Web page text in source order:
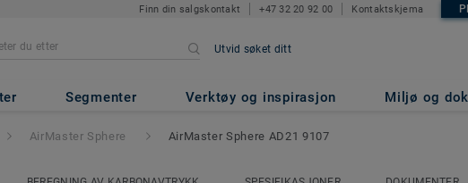
Finn din salgskontakt +47 32 20 92 00 Kontaktskjema
Utvid søket ditt
Segmenter Verktøy og inspirasjon Miljø og
- AirMaster Sphere AD21 9107
AirMaster Sphere AirMaster Sphere AD21 9107